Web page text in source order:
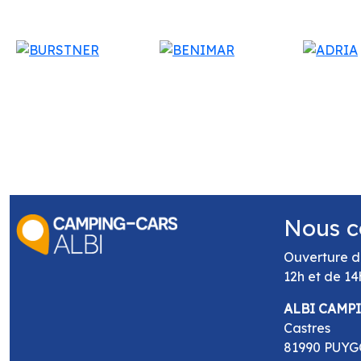
Nous
Ouverture
12h et de
ALBI
Castres
81990